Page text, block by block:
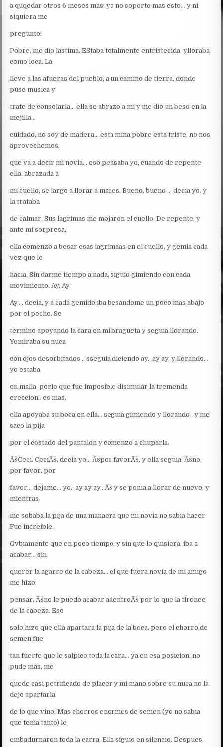
a quqedar otros 6 meses mas! yo no soporto mas esto… y ni
siquiera me
pregunto!
Pobre, me dio lastima. EStaba totalmente entristecida, ylloraba
como loca. La
lleve a las afueras del pueblo, a un camino de tierra, donde
puse musica y
trate de consolarla… ella se abrazo a mi y me dio un beso en la
mejilla…
cuidado, no soy de madera… esta mina pobre esta triste, no nos
aprovechemos,
que va a decir mi novia… eso pensaba yo, cuando de repente
ella, abrazada a
mi cuello, se largo a llorar a mares. Bueno, bueno … decia yo. y
la trataba
de calmar. Sus lagrimas me mojaron el cuello. De repente, y
ante mi sorpresa,
ella comenzo a besar esas lagrimaas en el cuello, y gemia cada
vez que lo
hacia. Sin darme tiempo a nada, siguio gimiendo con cada
movimiento. Ay, Ay,
Ay,… decia, y a cada gemido iba besandome un poco mas abajo
por el pecho. Se
termino apoyando la cara en mi bragueta y seguia llorando.
Yomiraba su nuca
con ojos desorbitados… sseguia diciendo ay.. ay ay, y llorando…
yo estaba
en malla, porlo que fue imposible disimular la tremenda
ereccion.. es mas,
ella apoyaba su boca en ella… seguia gimiendo y llorando , y me
saco la pija
por el costado del pantalon y comenzo a chuparla.
ÂšCeci. CeciÂš, decia yo… Âšpor favorÂš, y ella seguia: Âšno,
por favor, por
favor… dejame… yo.. ay ay ay…Âš y se ponia a llorar de nuevo, y
mientras
me sobaba la pija de una manaera que mi novia no sabia hacer.
Fue increible.
Ovbiamente que en poco tiempo, y sin que lo quisiera, iba a
acabar… sin
querer la agarre de la cabeza… el que fuera novia de mi amigo
me hizo
pensar, Âšno le puedo acabar adentroÂš por lo que la tironee
de la cabeza. Eso
solo hizo que ella apartara la pija de la boca, pero el chorro de
semen fue
tan fuerte que le salpico toda la cara… ya en esa posicion, no
pude mas, me
quede casi petrificado de placer y mi mano sobre su nuca no la
dejo apartarla
de lo que vino. Mas chorros enormes de semen (yo no sabia
que tenia tanto) le
embadurnaron toda la carra. Ella siguio en silencio. Despues,